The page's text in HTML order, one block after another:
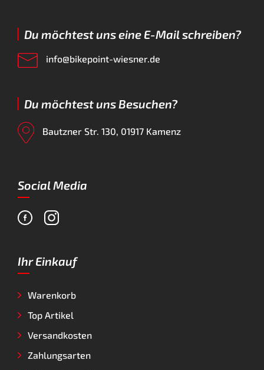
Du möchtest uns eine E-Mail schreiben?
info@bikepoint-wiesner.de
Du möchtest uns Besuchen?
Bautzner Str. 130, 01917 Kamenz
Social Media
Ihr Einkauf
Warenkorb
Top Artikel
Versandkosten
Zahlungsarten